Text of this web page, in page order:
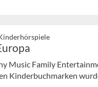
Music Family
Kinderbuchmarken